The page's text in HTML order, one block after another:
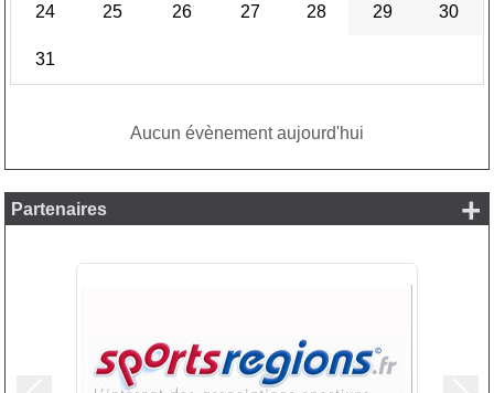
24 25 26 27 28 29 30
31
Aucun évènement aujourd'hui
Partenaires +